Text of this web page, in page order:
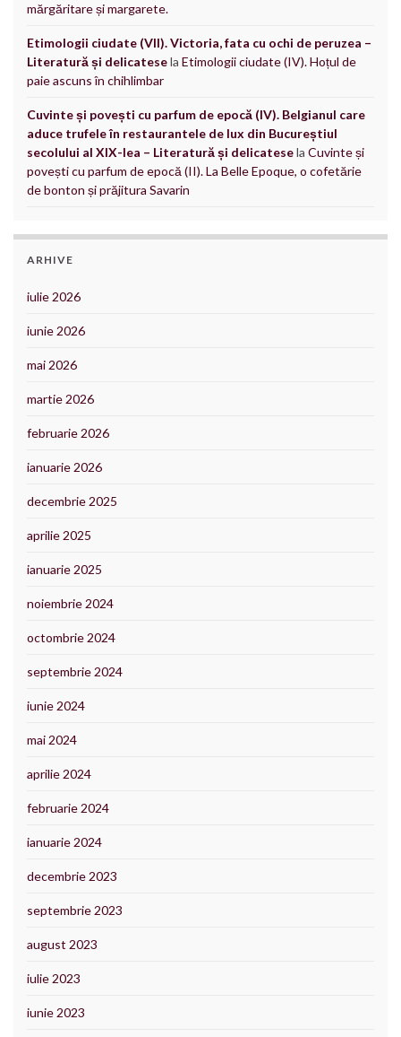
mărgăritare și margarete.
Etimologii ciudate (VII). Victoria, fata cu ochi de peruzea –
Literatură și delicatesela Etimologii ciudate (IV). Hoțul de
paie ascuns în chihlimbar
Cuvinte și povești cu parfum de epocă (IV). Belgianul care
aduce trufele în restaurantele de lux din Bucureștiul
secolului al XIX-lea – Literatură și delicatesela Cuvinte și
povești cu parfum de epocă (II). La Belle Epoque, o cofetărie
de bonton și prăjitura Savarin
ARHIVE
iulie 2026
iunie 2026
mai 2026
martie 2026
februarie 2026
ianuarie 2026
decembrie 2025
aprilie 2025
ianuarie 2025
noiembrie 2024
octombrie 2024
septembrie 2024
iunie 2024
mai 2024
aprilie 2024
februarie 2024
ianuarie 2024
decembrie 2023
septembrie 2023
august 2023
iulie 2023
iunie 2023